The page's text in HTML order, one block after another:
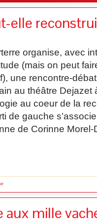
elle
organise, avec
(mais on peut
une rencontre-
au théâtre Dejazet
au coeur de la
de gauche
de Corinne
aux mille